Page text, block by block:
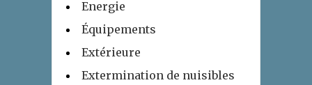
Energie
Équipements
Extérieure
Extermination de nuisibles